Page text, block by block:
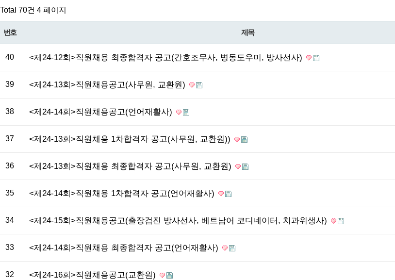
Total 70건 4 페이지
번호 제목
40 <제24-12회>직원채용 최종합격자 공고(간호조무사, 병동도우미, 방사선사)
39 <제24-13회>직원채용공고(사무원, 교환원)
38 <제24-14회>직원채용공고(언어재활사)
37 <제24-13회>직원채용 1차합격자 공고(사무원, 교환원))
36 <제24-13회>직원채용 최종합격자 공고(사무원, 교환원)
35 <제24-14회>직원채용 1차합격자 공고(언어재활사)
34 <제24-15회>직원채용공고(출장검진 방사선사, 베트남어 코디네이터, 치과위생사)
33 <제24-14회>직원채용 최종합격자 공고(언어재활사)
32 <제24-16회>직원채용공고(교환원)